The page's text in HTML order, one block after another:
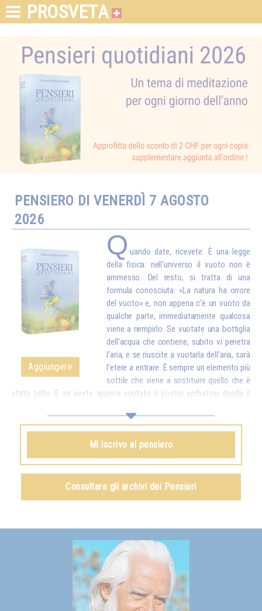
PROSVETA
PENSIERO DI VENERDÌ 7 AGOSTO
2026
Aggiungere
Q uando date, ricevete. È una legge
della fisica: nell'universo il vuoto non è
ammesso. Del resto, si tratta di una
formula conosciuta: «La natura ha orrore
del vuoto» e, non appena c'è un vuoto da
qualche parte, immediatamente qualcosa
viene a riempirlo. Se vuotate una bottiglia
dell'acqua che contiene, subito vi penetra
l'aria, e se riuscite a vuotarla dell'aria, sarà
l’etere a entrare. È sempre un elemento più
sottile che viene a sostituire quello che è
stato tolto. E se avete appena vuotato il vostro serbatoio dando il
subito qualcosa per riempirvi.*
Omraam Mikhaël Aïvanhov
Vedi ancheCreazione artistica e creazione spirituale,
capitolo VIII
Mi iscrivo al pensiero
Consultare gli archivi dei Pensieri